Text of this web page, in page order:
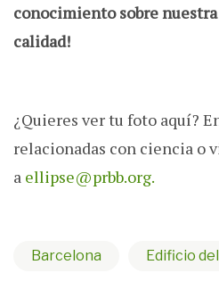
conocimiento sobre nuestra
calidad!
¿Quieres ver tu foto aquí?
relacionadas con ciencia o
a ellipse@prbb.org.
Barcelona Edificio